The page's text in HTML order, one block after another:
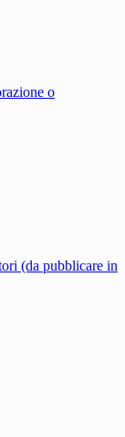
o
(da pubblicare in